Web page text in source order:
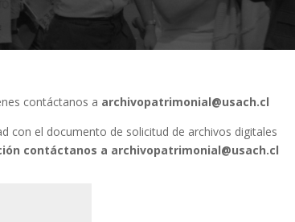
contáctanos a archivopatrimonial@usach.cl
con el documento de solicitud de archivos digitales
contáctanos a archivopatrimonial@usach.cl